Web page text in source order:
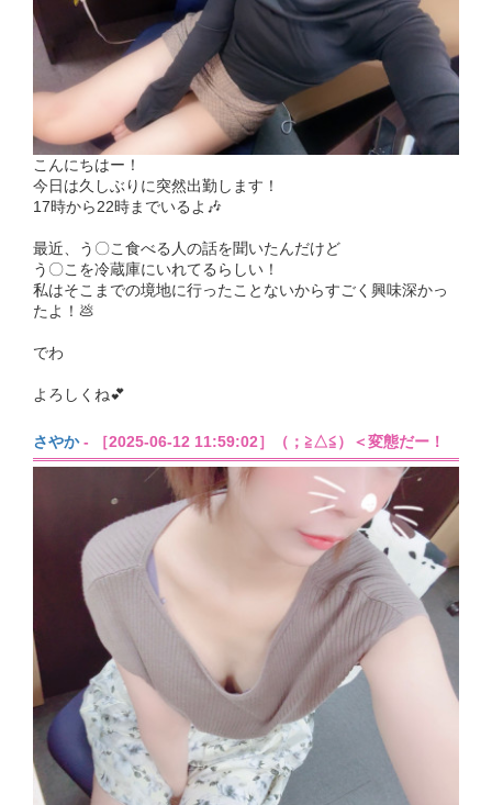
こんにちはー！
今日は久しぶりに突然出勤します！
17時から22時までいるよ🎶
最近、う〇こ食べる人の話を聞いたんだけど
う〇こを冷蔵庫にいれてるらしい！
私はそこまでの境地に行ったことないからすごく興味深かっ
たよ！💩
でわ
よろしくね💕︎
さやか- ［2025-06-12 11:59:02］（；≧△≦）＜変態だー！